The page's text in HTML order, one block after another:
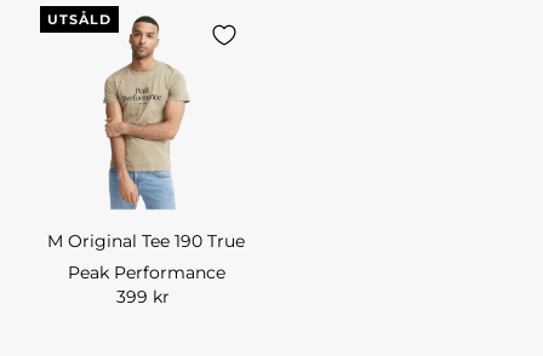
UTSÅLD
M Original Tee 190 True
Peak Performance
399 kr